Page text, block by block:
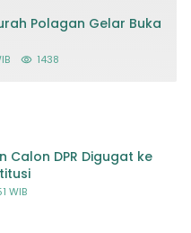
Polagan Gelar Buka
1438
Calon DPR Digugat ke
WIB